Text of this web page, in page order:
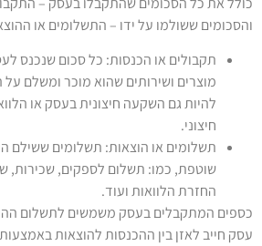
והסכומים ששולמו על ידו – התשלומים או
תקבולים או הכנסות: כל סכום שנכנס
מוצרים ושירותים שהוא מוכר ומשלם על
להיות גם השקעה חיצונית בעסק או
חיצוני.
תשלומים או הוצאות: תשלומים ששילם
שוטפת, כמו: תשלום לספקים, שכירות,
החזרת הלוואות ועוד.
כספים המתקבלים בעסק משמשים לתשלום
עסק חייב לאזן בין ההכנסות להוצאות